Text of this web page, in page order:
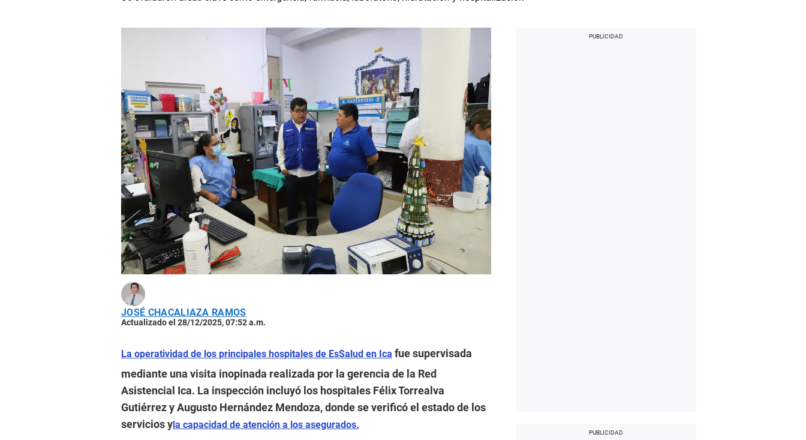
JOSÉ CHACALIAZA RAMOS
Actualizado el 28/12/2025, 07:52 a.m.
La operatividad de los principales hospitales de EsSalud en Ica fue supervisada
mediante una visita inopinada realizada por la gerencia de la Red
Asistencial Ica. La inspección incluyó los hospitales Félix Torrealva
Gutiérrez y Augusto Hernández Mendoza, donde se verificó el estado de los
servicios yla capacidad de atención a los asegurados.